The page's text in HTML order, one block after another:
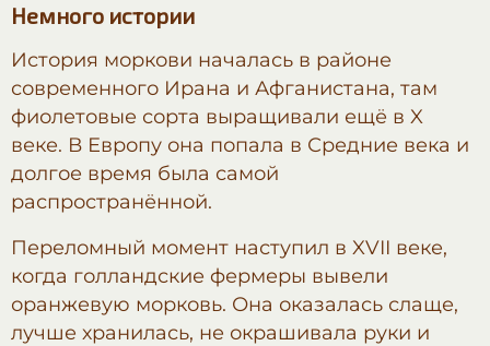
Немного истории
История моркови началась в районе
современного Ирана и Афганистана, там
фиолетовые сорта выращивали ещё в X
веке. В Европу она попала в Средние века и
долгое время была самой
распространённой.
Переломный момент наступил в XVII веке,
когда голландские фермеры вывели
оранжевую морковь. Она оказалась слаще,
лучше хранилась, не окрашивала руки и